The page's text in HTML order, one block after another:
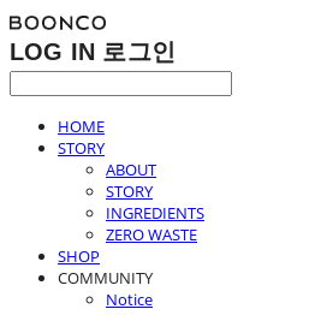
LOG IN 로그인
HOME
STORY
ABOUT
STORY
INGREDIENTS
ZERO WASTE
SHOP
COMMUNITY
Notice